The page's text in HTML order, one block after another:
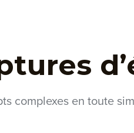
complexes en toute